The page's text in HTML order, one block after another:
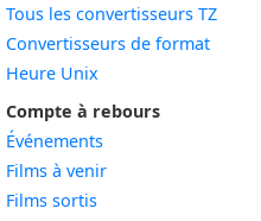
Tous les convertisseurs TZ
Convertisseurs de format
Heure Unix
Compte à rebours
Événements
Films à venir
Films sortis